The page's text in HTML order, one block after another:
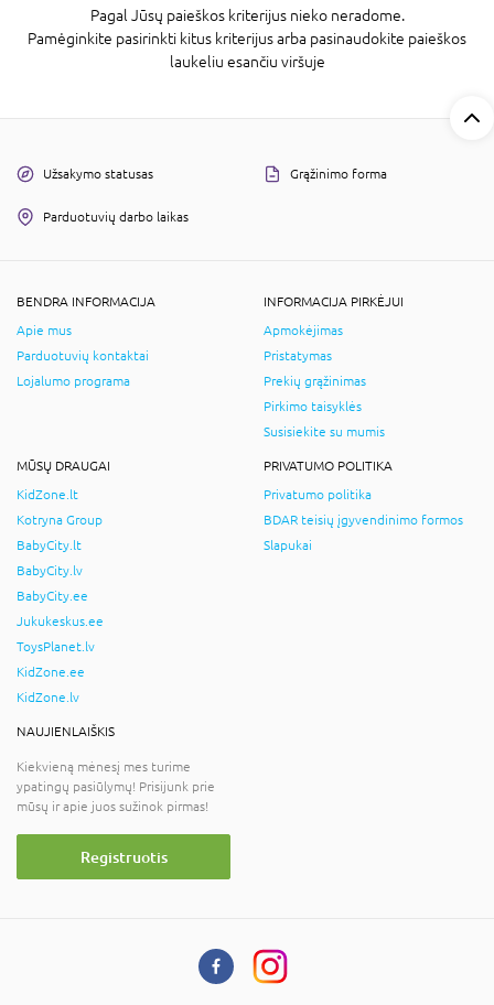
Pagal Jūsų paieškos kriterijus nieko neradome.
Pamėginkite pasirinkti kitus kriterijus arba pasinaudokite paieškos
laukeliu esančiu viršuje
Užsakymo statusas Grąžinimo forma
Parduotuvių darbo laikas
BENDRA INFORMACIJA
Apie mus
Parduotuvių kontaktai
Lojalumo programa
INFORMACIJA PIRKĖJUI
Apmokėjimas
Pristatymas
Prekių grąžinimas
Pirkimo taisyklės
Susisiekite su mumis
MŪSŲ DRAUGAI
KidZone.lt
Kotryna Group
BabyCity.lt
BabyCity.lv
BabyCity.ee
Jukukeskus.ee
ToysPlanet.lv
KidZone.ee
KidZone.lv
PRIVATUMO POLITIKA
Privatumo politika
BDAR teisių įgyvendinimo formos
Slapukai
NAUJIENLAIŠKIS
Kiekvieną mėnesį mes turime
ypatingų pasiūlymų! Prisijunk prie
mūsų ir apie juos sužinok pirmas!
Registruotis